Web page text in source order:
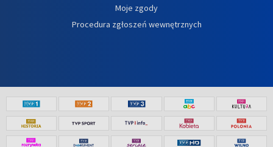
Moje zgody
Procedura zgłoszeń wewnętrznych